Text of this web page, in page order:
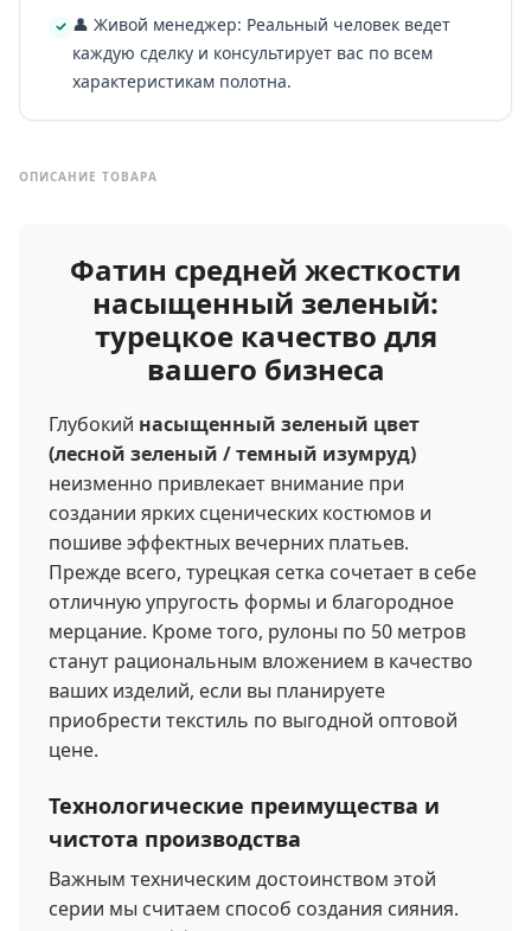
👤 Живой менеджер: Реальный человек ведет
каждую сделку и консультирует вас по всем
характеристикам полотна.
ОПИСАНИЕ ТОВАРА
Фатин средней жесткости
насыщенный зеленый:
турецкое качество для
вашего бизнеса
Глубокий насыщенный зеленый цвет
(лесной зеленый / темный изумруд)
неизменно привлекает внимание при
создании ярких сценических костюмов и
пошиве эффектных вечерних платьев.
Прежде всего, турецкая сетка сочетает в себе
отличную упругость формы и благородное
мерцание. Кроме того, рулоны по 50 метров
станут рациональным вложением в качество
ваших изделий, если вы планируете
приобрести текстиль по выгодной оптовой
цене.
Технологические преимущества и
чистота производства
Важным техническим достоинством этой
серии мы считаем способ создания сияния.